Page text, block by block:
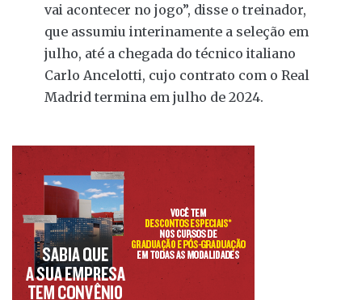
vai acontecer no jogo”, disse o treinador,
que assumiu interinamente a seleção em
julho, até a chegada do técnico italiano
Carlo Ancelotti, cujo contrato com o Real
Madrid termina em julho de 2024.